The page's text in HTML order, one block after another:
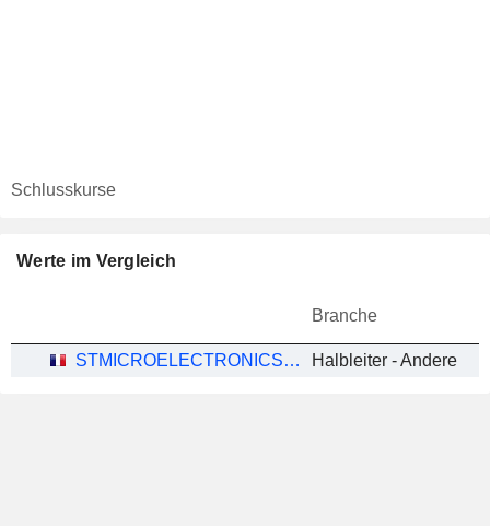
Schlusskurse
Werte im Vergleich
Branche
STMICROELECTRONICS N.V. Halbleiter - Andere